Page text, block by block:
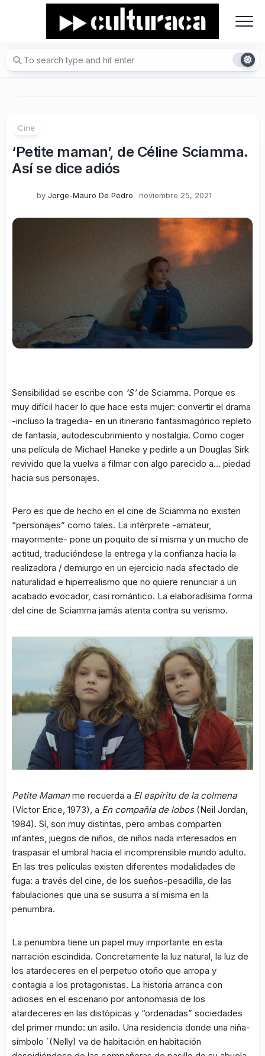
Cine
‘Petite maman’, de Céline Sciamma.
Así se dice adiós
by Jorge-Mauro De Pedro noviembre 25, 2021
Sensibilidad se escribe con ‘S’de Sciamma. Porque es
muy difícil hacer lo que hace esta mujer: convertir el drama
-incluso la tragedia- en un itinerario fantasmagórico repleto
de fantasía, autodescubrimiento y nostalgia. Como coger
una película de Michael Haneke y pedirle a un Douglas Sirk
revivido que la vuelva a filmar con algo parecido a… piedad
hacia sus personajes.
Pero es que de hecho en el cine de Sciamma no existen
“personajes” como tales. La intérprete -amateur,
mayormente- pone un poquito de sí misma y un mucho de
actitud, traduciéndose la entrega y la confianza hacia la
realizadora / demiurgo en un ejercicio nada afectado de
naturalidad e hiperrealismo que no quiere renunciar a un
acabado evocador, casi romántico. La elaboradísima forma
del cine de Sciamma jamás atenta contra su verismo.
Petite Mamanme recuerda a El espíritu de la colmena
(Víctor Erice, 1973), a En compañía de lobos(Neil Jordan,
1984). Sí, son muy distintas, pero ambas comparten
infantes, juegos de niños, de niños nada interesados en
traspasar el umbral hacia el incomprensible mundo adulto.
En las tres películas existen diferentes modalidades de
fuga: a través del cine, de los sueños-pesadilla, de las
fabulaciones que una se susurra a sí misma en la
penumbra.
La penumbra tiene un papel muy importante en esta
narración escindida. Concretamente la luz natural, la luz de
los atardeceres en el perpetuo otoño que arropa y
contagia a los protagonistas. La historia arranca con
adioses en el escenario por antonomasia de los
atardeceres en las distópicas y “ordenadas” sociedades
del primer mundo: un asilo. Una residencia donde una niña-
símbolo ´(Nelly) va de habitación en habitación